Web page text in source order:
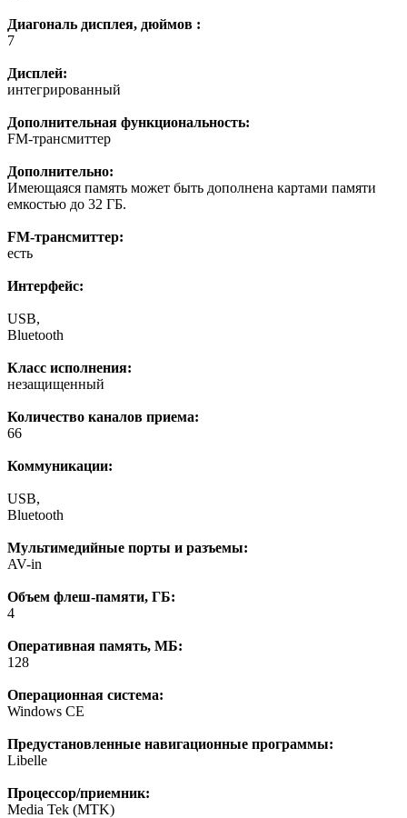
Диагональ дисплея, дюймов :
7
Дисплей:
интегрированный
Дополнительная функциональность:
FM-трансмиттер
Дополнительно:
Имеющаяся память может быть дополнена картами памяти
емкостью до 32 ГБ.
FM-трансмиттер:
есть
Интерфейс:
USB,
Bluetooth
Класс исполнения:
незащищенный
Количество каналов приема:
66
Коммуникации:
USB,
Bluetooth
Мультимедийные порты и разъемы:
AV-in
Объем флеш-памяти, ГБ:
4
Оперативная память, МБ:
128
Операционная система:
Windows CE
Предустановленные навигационные программы:
Libelle
Процессор/приемник:
Media Tek (MTK)